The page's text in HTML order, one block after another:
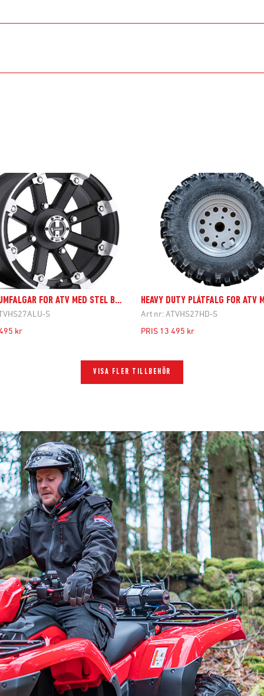
ALUMINIUMFÄLGAR FÖR ATV MED STEL BAKAXEL
S
kr
Art nr:ATVHS27HD-S
PRIS 13 495 kr
VISA FLER TILLBEHÖR